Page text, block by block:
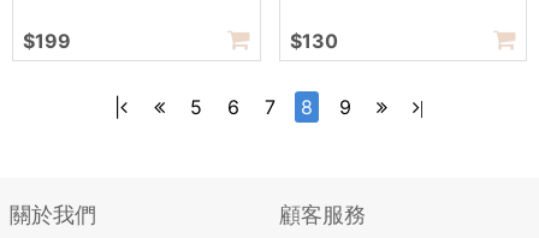
$199 $130
| 5 6 7 8 9 |
關於我們 顧客服務